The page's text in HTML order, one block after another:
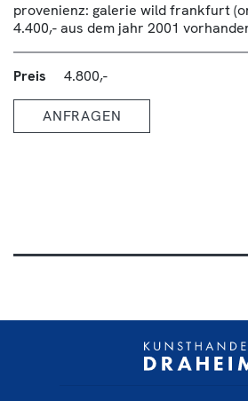
provenienz: galerie wild frankfurt
4.400,- aus dem jahr 2001
Preis 4.800,-
ANFRAGEN